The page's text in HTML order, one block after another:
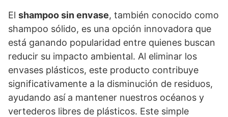
El shampoo sin envase, también conocido como
shampoo sólido, es una opción innovadora que
está ganando popularidad entre quienes buscan
reducir su impacto ambiental. Al eliminar los
envases plásticos, este producto contribuye
significativamente a la disminución de residuos,
ayudando así a mantener nuestros océanos y
vertederos libres de plásticos. Este simple